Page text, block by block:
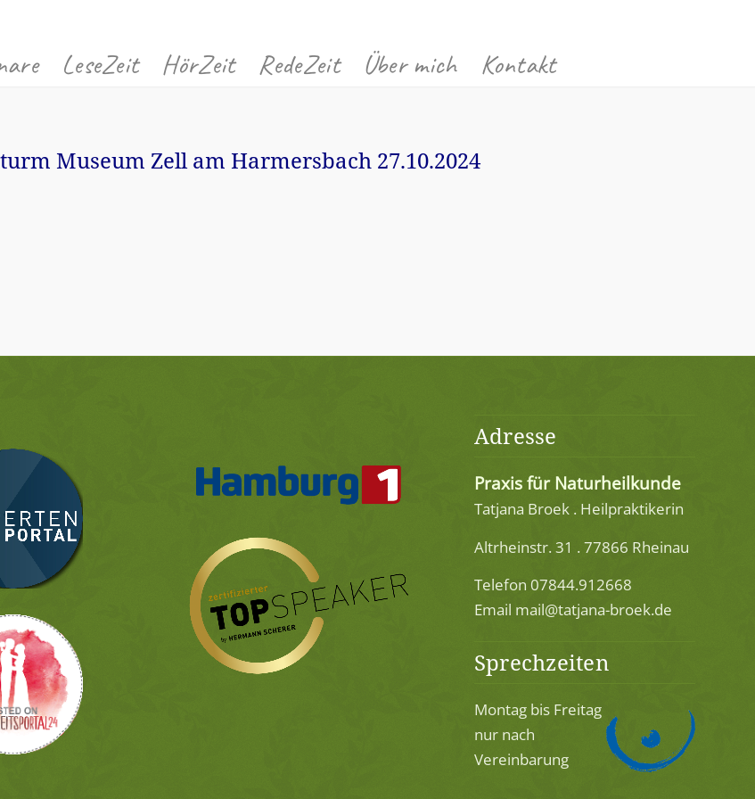
LeseZeit HörZeit RedeZeit Über mich Kontakt
Museum Zell am Harmersbach 27.10.2024
Adresse
Praxis für Naturheilkunde
Tatjana Broek . Heilpraktikerin
Altrheinstr. 31 . 77866 Rheinau
Telefon 07844.912668
Email mail@tatjana-broek.de
Sprechzeiten
Montag bis Freitag
nur nach
Vereinbarung